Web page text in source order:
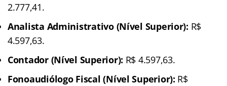
2.777,41.
Analista Administrativo (Nível Superior): R$
4.597,63.
Contador (Nível Superior): R$ 4.597,63.
Fonoaudiólogo Fiscal (Nível Superior): R$